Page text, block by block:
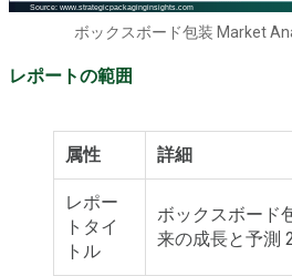
ボックスボード包装 Market
レポートの範囲
属性 詳細
レポー
トタイ
トル
ボックスボード
来の成長と予測